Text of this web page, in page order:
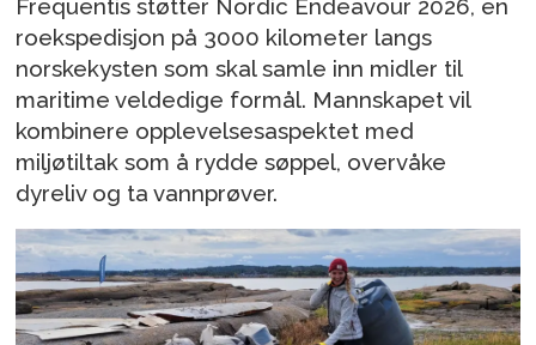
Frequentis støtter Nordic Endeavour 2026, en
roekspedisjon på 3000 kilometer langs
norskekysten som skal samle inn midler til
maritime veldedige formål. Mannskapet vil
kombinere opplevelsesaspektet med
miljøtiltak som å rydde søppel, overvåke
dyreliv og ta vannprøver.